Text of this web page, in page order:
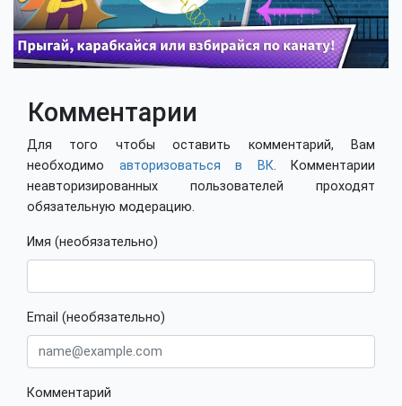
Комментарии
Для того чтобы оставить комментарий, Вам
необходимо авторизоваться в ВК. Комментарии
неавторизированных пользователей проходят
обязательную модерацию.
Имя (необязательно)
Email (необязательно)
Комментарий